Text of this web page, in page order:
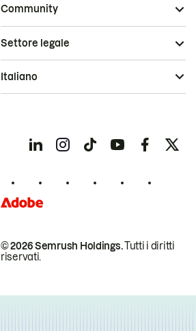
Community
© 2026 Semrush Holdings.Tutti i diritti
riservati.
Settore legale
Italiano